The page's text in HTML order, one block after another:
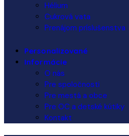
Hélium
Cukrová vata
Prenájom príslušenstva
Personalizované
Informácie
O nás
Pre spoločnosti
Pre mestá a obce
Pre OC a detské kútiky
Kontakt